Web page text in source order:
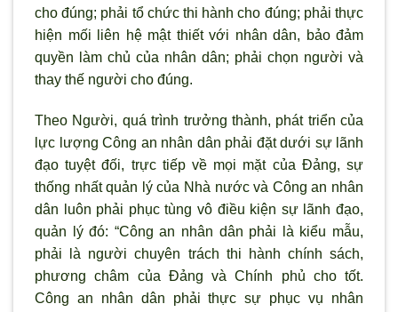
cho đúng; phải tổ chức thi hành cho đúng; phải thực
hiện mối liên hệ mật thiết với nhân dân, bảo đảm
quyền làm chủ của nhân dân; phải chọn người và
thay thế người cho đúng.
Theo Người, quá trình trưởng thành, phát triển của
lực lượng Công an nhân dân phải đặt dưới sự l ãnh
đạo tuyệt đối, trực tiếp về mọi mặt của Đảng, sự
thống nhất quản lý của Nhà nước và Công an nhân
dân luôn phải phục tùng vô điều kiện sự lãnh đạo,
quản lý đó: “Công an nhân dân phải là kiểu mẫu,
phải là người chuyên trách thi hành chính sách,
phương châm của Đảng và Chính phủ cho tốt.
Công an nhân dân phải thực sự phục vụ nhân